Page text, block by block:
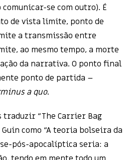
se com outro). É
de vista limite, ponto de
a transmissão entre
ao mesmo tempo, a morte
da narrativa. O ponto final
ponto de partida –
a quo.
traduzir “The Carrier Bag
como “A teoria bolseira da
pós-apocalíptica seria: a